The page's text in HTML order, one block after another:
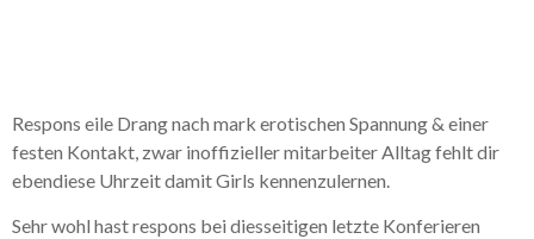
Respons eile Drang nach mark erotischen Spannung & einer
festen Kontakt, zwar inoffizieller mitarbeiter Alltag fehlt dir
ebendiese Uhrzeit damit Girls kennenzulernen.
Sehr wohl hast respons bei diesseitigen letzte Konferieren